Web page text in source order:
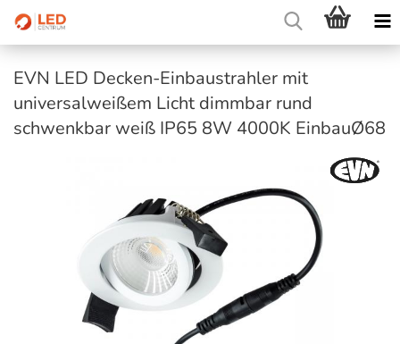
EVN LED Decken-Einbaustrahler mit
universalweißem Licht dimmbar rund
schwenkbar weiß IP65 8W 4000K EinbauØ68